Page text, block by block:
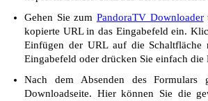
Gehen Sie zum PandoraTV Downloader
kopierte URL in das Eingabefeld ein.
Einfügen der URL auf die Schaltfläche
Eingabefeld oder drücken Sie einfach die
Nach dem Absenden des Formulars
Downloadseite. Hier können Sie die